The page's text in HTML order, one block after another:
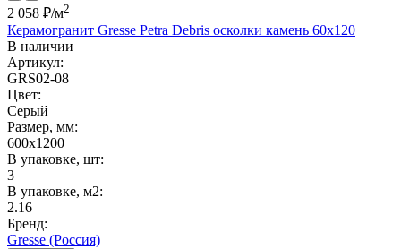
2 058 ₽/м2
Керамогранит Gresse Petra Debris осколки камень 60х120
В наличии
Артикул:
GRS02-08
Цвет:
Серый
Размер, мм:
600x1200
В упаковке, шт:
3
В упаковке, м2:
2.16
Бренд:
Gresse (Россия)